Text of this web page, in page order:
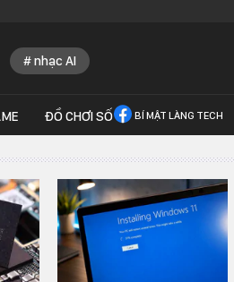
nhạc AI
ĐỒ CHƠI SỐ BÍ MẬT LÀNG TECH